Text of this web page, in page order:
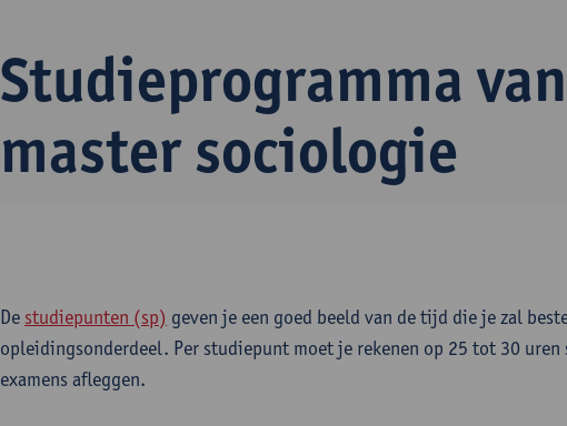
Studieprogramma
master sociologie
De studiepunten (sp) geven je een goed beeld van de tijd die je zal
opleidingsonderdeel. Per studiepunt moet je rekenen op 25 tot 30 uren
examens afleggen.